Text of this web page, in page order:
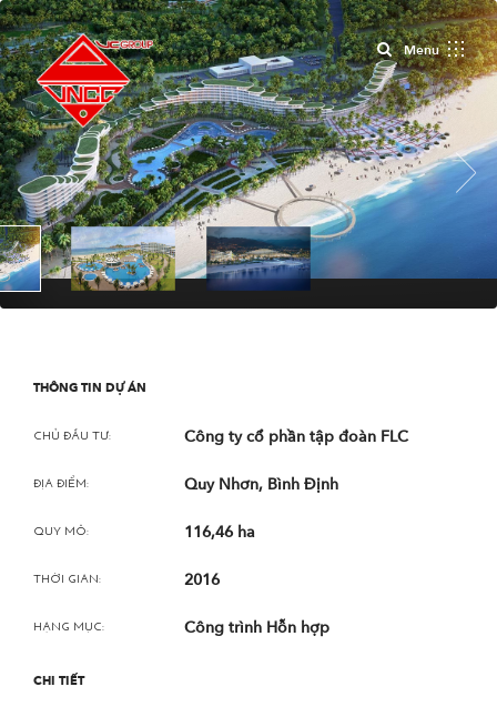
Menu
Close
THÔNG TIN DỰ ÁN
CHỦ ĐẦU TƯ: Công ty cổ phần tập đoàn FLC
ĐỊA ĐIỂM: Quy Nhơn, Bình Định
QUY MÔ: 116,46 ha
THỜI GIAN: 2016
HẠNG MỤC: Công trình Hỗn hợp
CHI TIẾT